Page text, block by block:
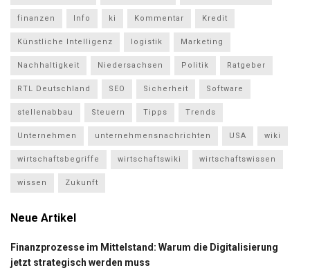
finanzen Info ki Kommentar Kredit
Künstliche Intelligenz logistik Marketing
Nachhaltigkeit Niedersachsen Politik Ratgeber
RTL Deutschland SEO Sicherheit Software
stellenabbau Steuern Tipps Trends
Unternehmen unternehmensnachrichten USA wiki
wirtschaftsbegriffe wirtschaftswiki wirtschaftswissen
wissen Zukunft
Neue Artikel
Finanzprozesse im Mittelstand: Warum die Digitalisierung
jetzt strategisch werden muss